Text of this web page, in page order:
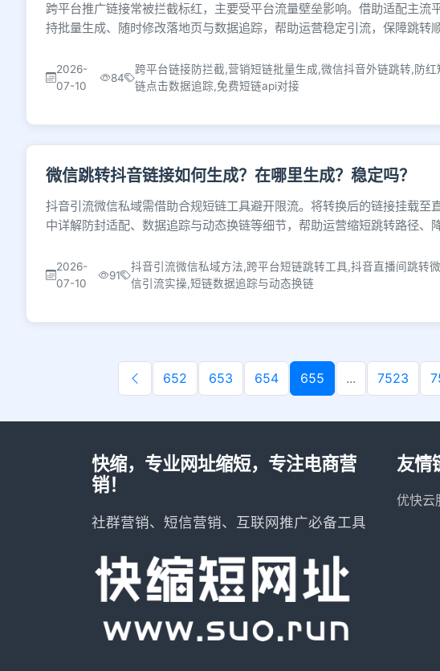
跨平台推广链接常被拦截标红，主要受平台流量壁垒影响。借助适配主流
持批量生成、随时修改落地页与数据追踪，帮助运营稳定引流，保障跳转
2026-
07-10
84
跨平台链接防拦截,营销短链批量生成,微信抖音外链跳转,防
链点击数据追踪,免费短链api对接
微信跳转抖音链接如何生成？在哪里生成？稳定吗？
抖音引流微信私域需借助合规短链工具避开限流。将转换后的链接挂载至
中详解防封适配、数据追踪与动态换链等细节，帮助运营缩短跳转路径、
2026-
07-10
91
抖音引流微信私域方法,跨平台短链跳转工具,抖音直播间跳转
信引流实操,短链数据追踪与动态换链
652 653 654 655 ... 7523
快缩，专业网址缩短，专注电商营
销！
社群营销、短信营销、互联网推广必备工具
友情
优快云